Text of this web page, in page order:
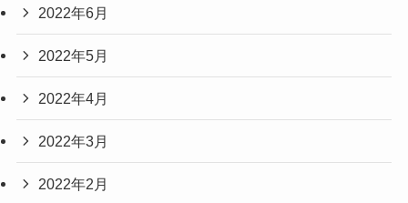
2022年6月
2022年5月
2022年4月
2022年3月
2022年2月